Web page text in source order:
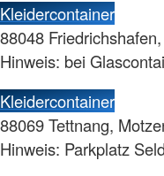
Kleidercontainer
88048
Hinweis: bei
Kleidercontainer
88069 Tettnang,
Hinweis: Parkplatz